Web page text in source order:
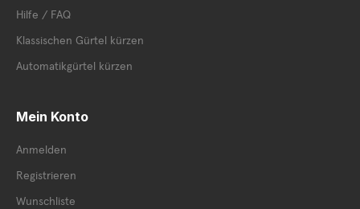
Hilfe / FAQ
Klassischen Gürtel kürzen
Automatikgürtel kürzen
Mein Konto
Anmelden
Registrieren
Wunschliste